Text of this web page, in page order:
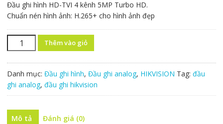
Đầu ghi hình HD-TVI 4 kênh 5MP Turbo HD.
Chuẩn nén hình ảnh: H.265+ cho hình ảnh đẹp
lượng
Thêm vào giỏ
Danh mục: Đầu ghi hình, Đầu ghi analog, HIKVISION Tag: đầu
ghi analog, đầu ghi hikvision
Mô tả Đánh giá (0)